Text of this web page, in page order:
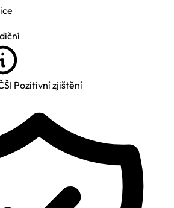
Pozitivní zjištění